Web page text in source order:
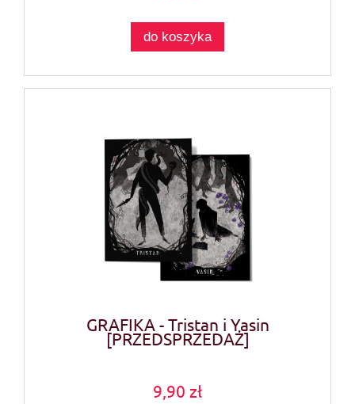
do koszyka
GRAFIKA - Tristan i Yasin
[PRZEDSPRZEDAŻ]
9,90 zł